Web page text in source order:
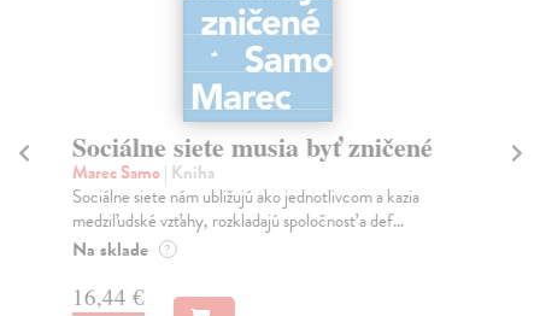
Sociálne siete musia byť zničené
Marec Samo| Kniha
Sociálne siete nám ubližujú ako jednotlivcom a kazia
medziľudské vzťahy, rozkladajú spoločnosť a def...
Na sklade ?
16,44 €